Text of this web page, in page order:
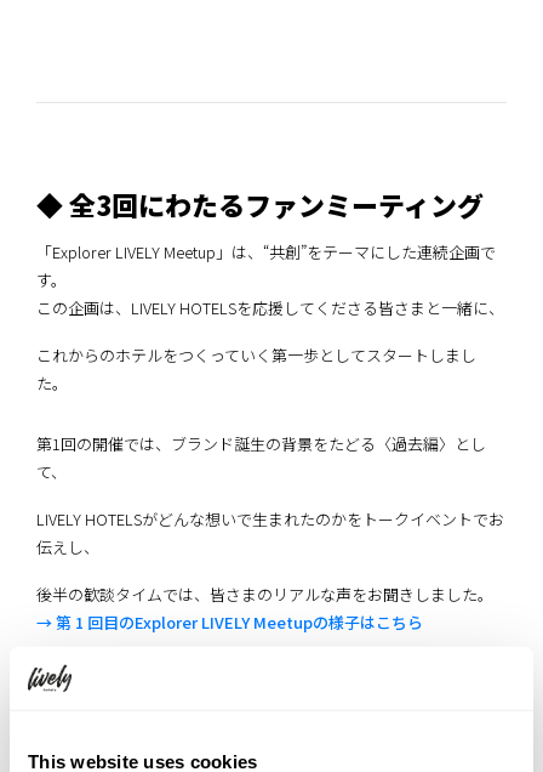
This website uses cookies
◆ 全3回にわたるファンミーティング
「Explorer LIVELY Meetup」は、“共創”をテーマにした連続企画で
す。
この企画は、LIVELY HOTELSを応援してくださる皆さまと一緒に、
これからのホテルをつくっていく第一歩としてスタートしまし
た。
第1回の開催では、ブランド誕生の背景をたどる〈過去編〉とし
て、
LIVELY HOTELSがどんな想いで生まれたのかをトークイベントでお
伝えし、
後半の歓談タイムでは、皆さまのリアルな声をお聞きしました。
→ 第 1 回目のExplorer LIVELY Meetupの様子はこちら
続く第2回〈現在編〉では、プランやイベントの裏側を紹介しなが
実際にプランを考えるワークショップを実施。たくさんのアイデ